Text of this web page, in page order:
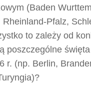
(Baden
Rheinland-Pfalz,
to zależy od
poszczególne
r. (np. Berlin,